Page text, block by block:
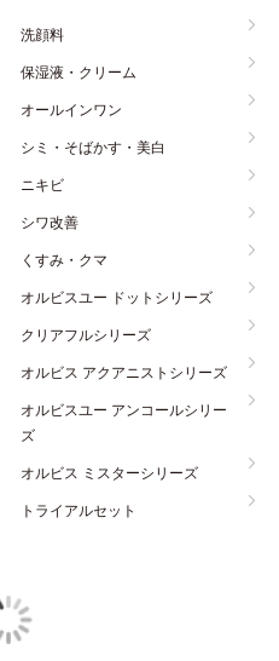
洗顔料
保湿液・クリーム
オールインワン
シミ・そばかす・美白
ニキビ
シワ改善
くすみ・クマ
オルビスユー ドットシリーズ
クリアフルシリーズ
オルビス アクアニストシリーズ
オルビスユー アンコールシリー
ズ
オルビス ミスターシリーズ
トライアルセット